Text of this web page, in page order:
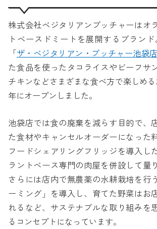
株式会社ベジタリアンブッチャーはオ
トベースドミートを展開するブランド
「ザ・ベジタリアン・ブッチャー池袋店
た食品を使ったタコライスやビーフサ
チキンなどさまざまな食べ方で楽しめ
年にオープンしました。
池袋店では食の廃棄を減らす目的で、
た食材やキャンセルオーダーになった
フードシェアリングフリッジを導入し
ラントベース専門の肉屋を併設して量
さらには店内で無農薬の水耕栽培を行
ーミング」を導入し、育てた野菜はお
れるなど、サステナブルな取り組みを
るコンセプトになっています。